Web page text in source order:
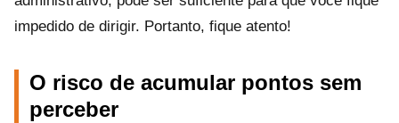
impedido de dirigir. Portanto, fique atento!
O risco de acumular pontos sem
perceber